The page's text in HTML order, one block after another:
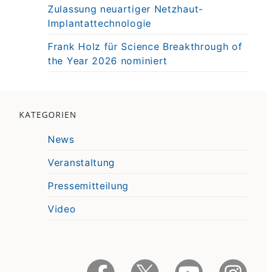
Zulassung neuartiger Netzhaut-
Implantattechnologie
Frank Holz für Science Breakthrough of
the Year 2026 nominiert
KATEGORIEN
News
Veranstaltung
Pressemitteilung
Video